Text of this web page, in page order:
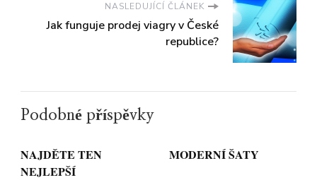
NASLEDUJÍCÍ ČLÁNEK
Jak funguje prodej viagry v České
republice?
Podobné příspěvky
NAJDĚTE TEN
NEJLEPŠÍ
MODERNÍ ŠATY